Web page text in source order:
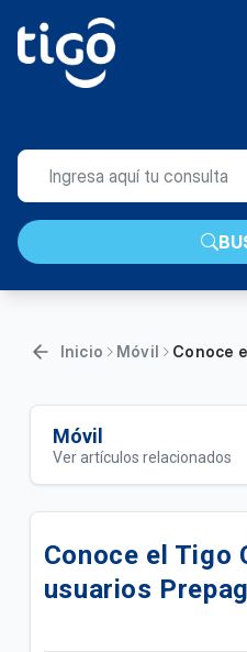
Inicio Móvil
Móvil
Ver artículos relacionados
Cómo activar el Roaming
Cómo activar el Roaming
Conoce el Tigo
usuarios